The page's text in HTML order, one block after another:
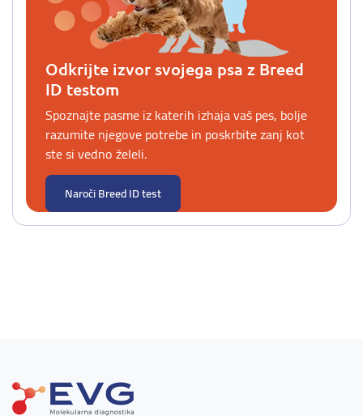
Odkrijte izvor svojega psa z Breed
ID testom
Spoznajte pasme iz katerih izhaja vaš pes, bolje
razumite njegove potrebe in poskrbite zanj kot
ste si vedno želeli.
Naroči Breed ID test